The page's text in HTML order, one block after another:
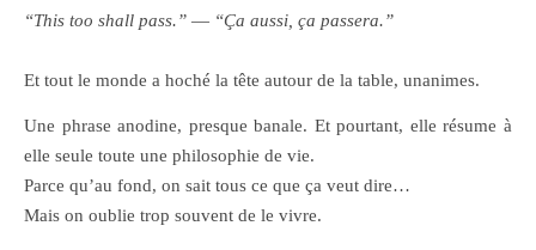
“This too shall pass.” — “Ça aussi, ça passera.”
Et tout le monde a hoché la tête autour de la table, unanimes.
Une phrase anodine, presque banale. Et pourtant, elle résume à
elle seule toute une philosophie de vie.
Parce qu’au fond, on sait tous ce que ça veut dire…
Mais on oublie trop souvent de le vivre.